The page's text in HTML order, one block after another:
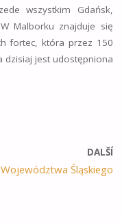
wszystkim Gdańsk,
Malborku znajduje się
fortec, która przez 150
dzisiaj jest udostępniona
DALŠÍ
Śląskiego